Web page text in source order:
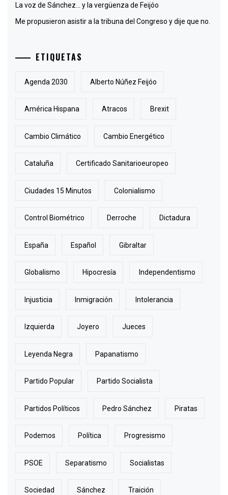
La voz de Sánchez… y la vergüenza de Feijóo
Me propusieron asistir a la tribuna del Congreso y dije que no.
ETIQUETAS
Agenda 2030 Alberto Núñez Feijóo
América Hispana Atracos Brexit
Cambio Climático Cambio Energético
Cataluña Certificado Sanitarioeuropeo
Ciudades 15 Minutos Colonialismo
Control Biométrico Derroche Dictadura
España Español Gibraltar
Globalismo Hipocresía Independentismo
Injusticia Inmigración Intolerancia
Izquierda Joyero Jueces
Leyenda Negra Papanatismo
Partido Popular Partido Socialista
Partidos Políticos Pedro Sánchez Piratas
Podemos Política Progresismo
PSOE Separatismo Socialistas
Sociedad Sánchez Traición